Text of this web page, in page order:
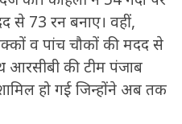
73 रन बनाए। वहीं,
व पांच चौकों की मदद से
आरसीबी की टीम पंजाब
हो गई जिन्होंने अब तक